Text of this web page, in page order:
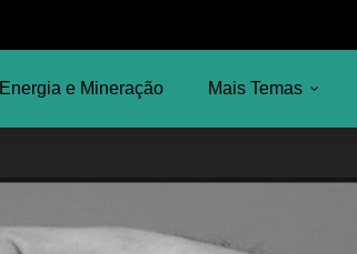
Energia e Mineração Mais Temas